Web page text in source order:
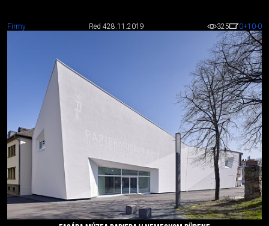
Firmy Red 428.11.2019 325 0+10-0